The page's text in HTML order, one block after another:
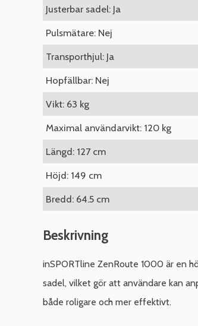
Justerbar sadel: Ja
Pulsmätare: Nej
Transporthjul: Ja
Hopfällbar: Nej
Vikt: 63 kg
Maximal användarvikt: 120 kg
Längd: 127 cm
Höjd: 149 cm
Bredd: 64.5 cm
Beskrivning
inSPORTline ZenRoute 1000 är en
sadel, vilket gör att användare kan
både roligare och mer effektivt.